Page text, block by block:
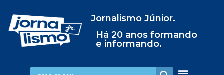
Jornalismo Júnior.
Há 20 anos formando
e informando.